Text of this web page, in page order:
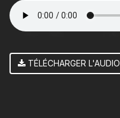
TÉLÉCHARGER L'AUDIO